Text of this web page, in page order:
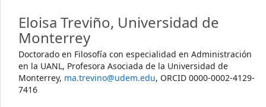
Eloisa Treviño, Universidad de
Monterrey
Doctorado en Filosofía con especialidad en Administración
en la UANL, Profesora Asociada de la Universidad de
Monterrey, ma.trevino@udem.edu, ORCID 0000-0002-4129-
7416